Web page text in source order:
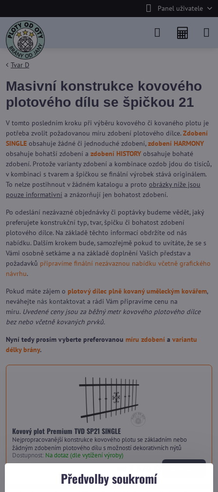
Panel uživatele
Tvar D
Masivní konstrukce kovového
plotového dílu se špičkou 21
V tomto posledním kroku při výběru kovového či kovaného plotu je
potřeba zvolit požadovanou míru zdobení plotového dílce. Zdobení
SINGLE obsahuje žádné či jednoduché zdobení,zdobení HARMONY
obsahuje bohatší zdobení a zdobení HISTORY obsahuje bohaté
zdobení. Protože varianty zdobení a kombinace ozdob jdou do tisíců,
v kombinaci s tvarem a špičkou se finální výrobek stává originálem.
To nelze postihnout v žádném katalogu a proto obrázky níže jsou
pouze informativní a znázorňují jen bohatost zdobení.
Po odeslání nezávazné objednávky či poptávky budeme vědět, jaký
preferujete konstrukční typ, tvar, špičku či bohatost zdobení
plotového dílce. Na základě těchto informací obdržíte od nás
nabídku. Dalším krokem bude, samozřejmě pokud to uvítáte, že se s
Vámi osobně setkáme a na základě doplnění Vašich představ a
požadavků připravíme finální nezávaznou nabídku včetně grafického
návrhu.
Pokud máte zájem o plotový dílec plně kovaný uměleckým kovářem,
neváhejte nás kontaktovat a rádi Vám připravíme cenu na
míru. Uvedené ceny jsou za běžný metr kovového plotového dílce
bez nebo včetně kovaných prvků.
Nyní tedy prosím vyberte preferovanou míru zdobení a variantu
délky brány.
Kovový plot Premium TVD SP21 SINGLE
Nejpropracovanější konstrukce kovového plotu se základním nebo
žádným zdobením plotového dílu s možností dekorativních nýtů
Dostupnost: Na dotaz (dle vytížení výroby)
Předvolby soukromí